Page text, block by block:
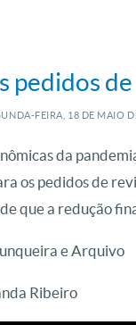
pedidos
FEIRA, 18 DE MAIO
da
os pedidos de
que a redução
e Arquivo
Ribeiro